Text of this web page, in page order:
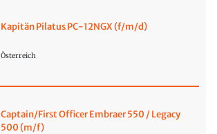
Kapitän Pilatus PC-12NGX (f/m/d)
Österreich
Captain/First Officer Embraer 550 / Legacy
500 (m/f)